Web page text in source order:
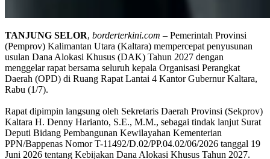
TANJUNG SELOR, borderterkini.com – Pemerintah Provinsi
(Pemprov) Kalimantan Utara (Kaltara) mempercepat penyusunan
usulan Dana Alokasi Khusus (DAK) Tahun 2027 dengan
menggelar rapat bersama seluruh kepala Organisasi Perangkat
Daerah (OPD) di Ruang Rapat Lantai 4 Kantor Gubernur Kaltara,
Rabu (1/7).
Rapat dipimpin langsung oleh Sekretaris Daerah Provinsi (Sekprov)
Kaltara H. Denny Harianto, S.E., M.M., sebagai tindak lanjut Surat
Deputi Bidang Pembangunan Kewilayahan Kementerian
PPN/Bappenas Nomor T-11492/D.02/PP.04.02/06/2026 tanggal 19
Juni 2026 tentang Kebijakan Dana Alokasi Khusus Tahun 2027.